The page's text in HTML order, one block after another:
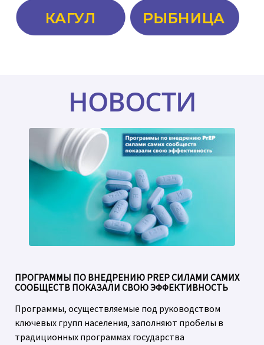
НОВОСТИ
ПРОГРАММЫ ПО ВНЕДРЕНИЮ PREP СИЛАМИ САМИХ
СООБЩЕСТВ ПОКАЗАЛИ СВОЮ ЭФФЕКТИВНОСТЬ
Программы, осуществляемые под руководством
ключевых групп населения, заполняют пробелы в
традиционных программах государства